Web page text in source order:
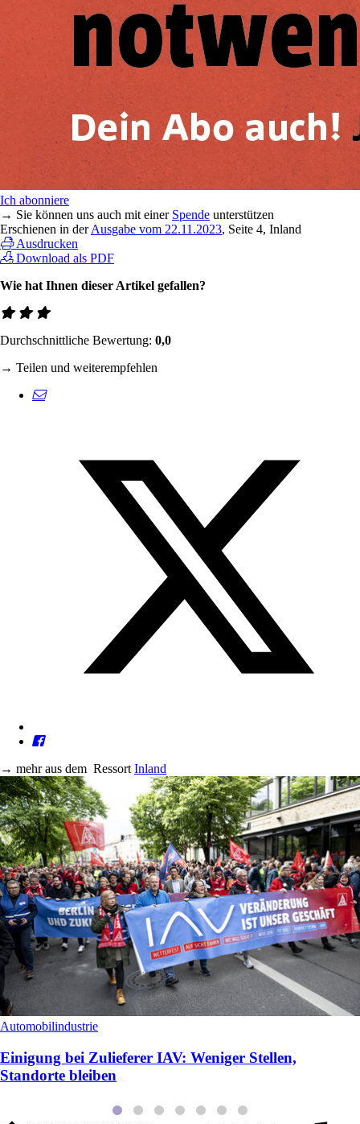
Ich abonniere
→ Sie können uns auch mit einer Spende unterstützen
Erschienen in derAusgabe vom 22.11.2023, Seite 4, Inland
Ausdrucken
Download als PDF
Wie hat Ihnen dieser Artikel gefallen?
Durchschnittliche Bewertung: 0,0
→ Teilen und weiterempfehlen
→ mehr aus dem Ressort Inland
Automobilindustrie
Einigung bei Zulieferer IAV: Weniger Stellen,
Standorte bleiben